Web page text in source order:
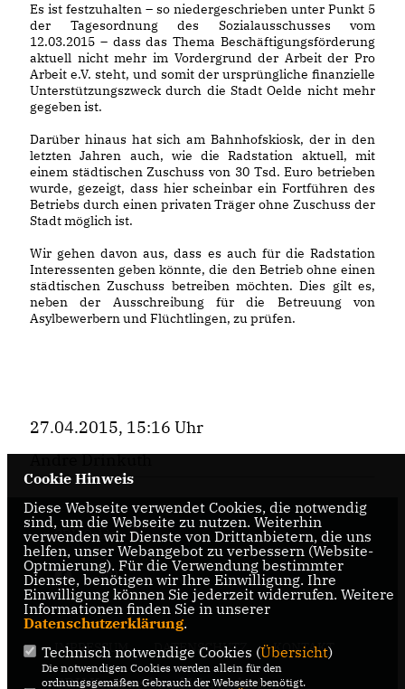
Es ist festzuhalten – so niedergeschrieben unter Punkt 5
der Tagesordnung des Sozialausschusses vom
12.03.2015 – dass das Thema Beschäftigungsförderung
aktuell nicht mehr im Vordergrund der Arbeit der Pro
Arbeit e.V. steht, und somit der ursprüngliche finanzielle
Unterstützungszweck durch die Stadt Oelde nicht mehr
gegeben ist.
Darüber hinaus hat sich am Bahnhofskiosk, der in den
letzten Jahren auch, wie die Radstation aktuell, mit
einem städtischen Zuschuss von 30 Tsd. Euro betrieben
wurde, gezeigt, dass hier scheinbar ein Fortführen des
Betriebs durch einen privaten Träger ohne Zuschuss der
Stadt möglich ist.
Wir gehen davon aus, dass es auch für die Radstation
Interessenten geben könnte, die den Betrieb ohne einen
städtischen Zuschuss betreiben möchten. Dies gilt es,
neben der Ausschreibung für die Betreuung von
Asylbewerbern und Flüchtlingen, zu prüfen.
27.04.2015, 15:16 Uhr
Andre Drinkuth
CDU Oelde
IMPRESSUM DATENSCHUTZ KONTAKT
CDU Kreisverband Warendorf-
Cookie Hinweis
Diese Webseite verwendet Cookies, die notwendig
sind, um die Webseite zu nutzen. Weiterhin
verwenden wir Dienste von Drittanbietern, die uns
helfen, unser Webangebot zu verbessern (Website-
Optmierung). Für die Verwendung bestimmter
Dienste, benötigen wir Ihre Einwilligung. Ihre
Einwilligung können Sie jederzeit widerrufen. Weitere
Informationen finden Sie in unserer
Datenschutzerklärung.
Technisch notwendige Cookies (Übersicht)
Die notwendigen Cookies werden allein für den
ordnungsgemäßen Gebrauch der Webseite benötigt.